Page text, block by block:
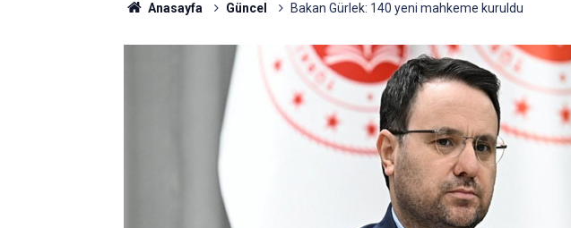
Anasayfa Güncel Bakan Gürlek: 140 yeni mahkeme kuruldu